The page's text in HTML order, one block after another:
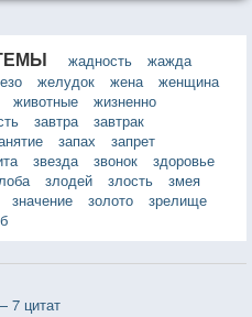
жадность
жажда
желудок жена
женщина
животные
жизненно
завтра
завтрак
запах
запрет
звезда звонок
здоровье
злодей злость
змея
значение золото
зрелище
цитат